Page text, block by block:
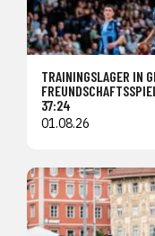
TRAININGSLAGER IN
37:24
01.08.26